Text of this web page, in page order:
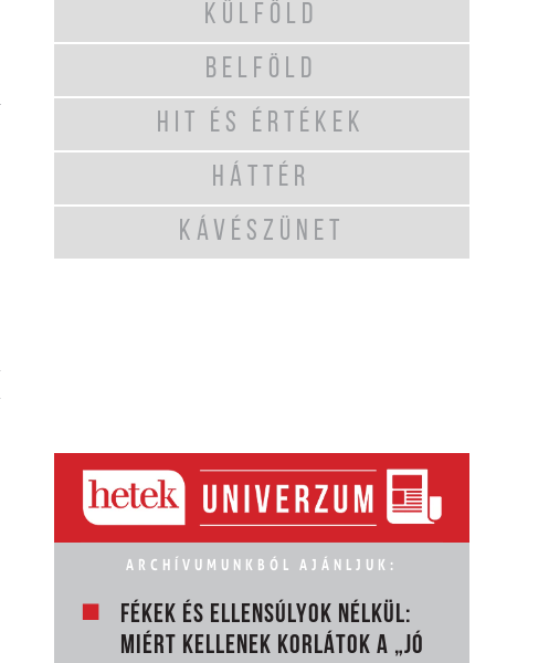
KÜLFÖLD
BELFÖLD
HIT ÉS ÉRTÉKEK
HÁTTÉR
KÁVÉSZÜNET
ARCHÍVUMUNKBÓL AJÁNLJUK:
FÉKEK ÉS ELLENSÚLYOK NÉLKÜL:
MIÉRT KELLENEK KORLÁTOK A „JÓ